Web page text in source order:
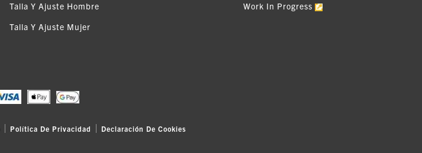
Talla Y Ajuste Hombre
Talla Y Ajuste Mujer
Work In Progress
Política De Privacidad Declaración De Cookies